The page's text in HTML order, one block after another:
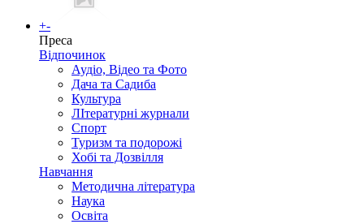
+-
Преса
Відпочинок
Аудіо, Відео та Фото
Дача та Садиба
Культура
ЛІтературні журнали
Спорт
Туризм та подорожі
Хобі та Дозвілля
Навчання
Методична література
Наука
Освіта